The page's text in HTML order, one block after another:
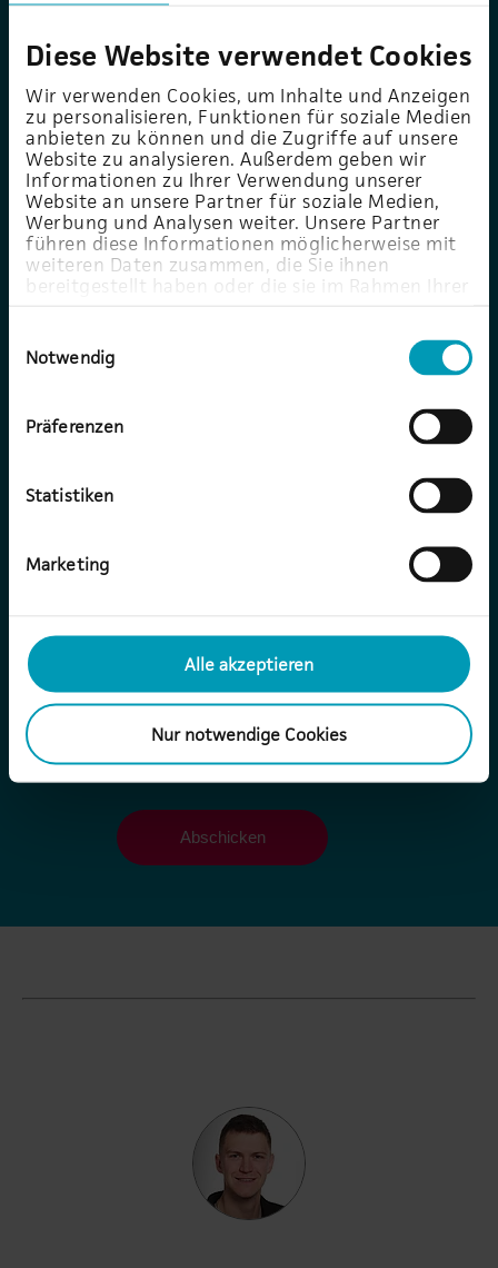
Diese Website verwendet Cookies
Wir verwenden Cookies, um Inhalte und Anzeigen
zu personalisieren, Funktionen für soziale Medien
anbieten zu können und die Zugriffe auf unsere
Website zu analysieren. Außerdem geben wir
Informationen zu Ihrer Verwendung unserer
Website an unsere Partner für soziale Medien,
Werbung und Analysen weiter. Unsere Partner
führen diese Informationen möglicherweise mit
weiteren Daten zusammen, die Sie ihnen
bereitgestellt haben oder die sie im Rahmen Ihrer
Notwendig
Präferenzen
Statistiken
Marketing
Alle akzeptieren
Nur notwendige Cookies
E-Mail-Adresse *
Telefonnummer
weiteren Kunden über die AU-Website
Ich habe die
für Rückfragen dauerhaft